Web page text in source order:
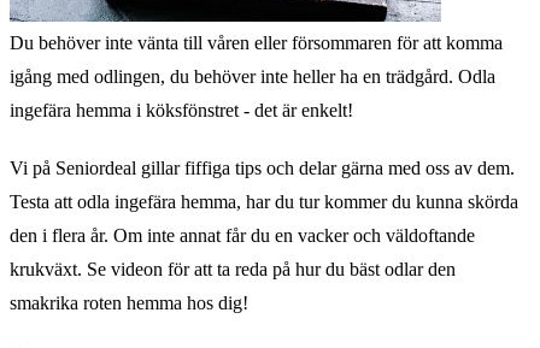
Du behöver inte vänta till våren eller försommaren för att komma
igång med odlingen, du behöver inte heller ha en trädgård. Odla
ingefära hemma i köksfönstret - det är enkelt!
Vi på Seniordeal gillar fiffiga tips och delar gärna med oss av dem.
Testa att odla ingefära hemma, har du tur kommer du kunna skörda
den i flera år. Om inte annat får du en vacker och väldoftande
krukväxt. Se videon för att ta reda på hur du bäst odlar den
smakrika roten hemma hos dig!